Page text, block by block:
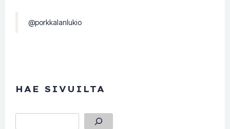
@porkkalanlukio
HAE SIVUILTA